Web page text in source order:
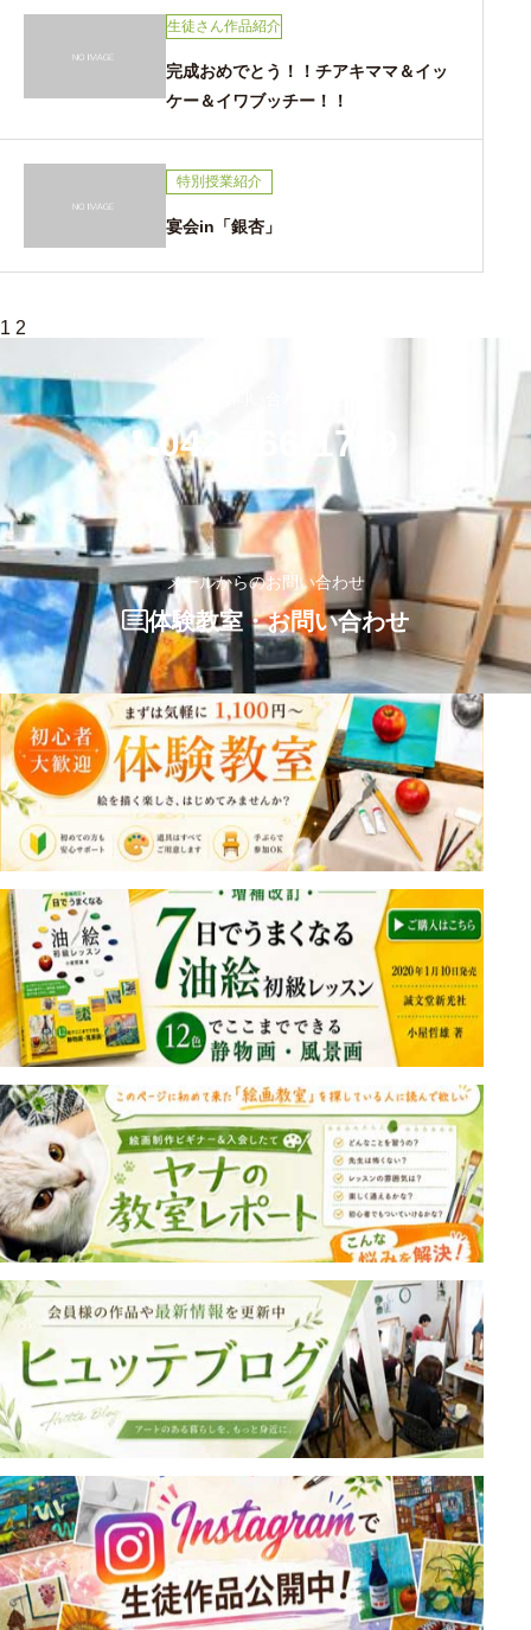
生徒さん作品紹介
完成おめでとう！！チアキママ＆イッ
ケー＆イワブッチー！！
特別授業紹介
宴会in「銀杏」
投
ペ
ー
ジ
り
1 2
お気軽にお問い合わせください
042-766-1799
メールからのお問い合わせ
体験教室・お問い合わせ